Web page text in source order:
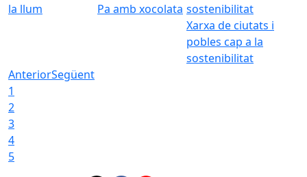
la llum
Pa amb xocolata
Xarxa de ciutats i
pobles cap a la
sostenibilitat
AnteriorSegüent
1
2
3
4
5